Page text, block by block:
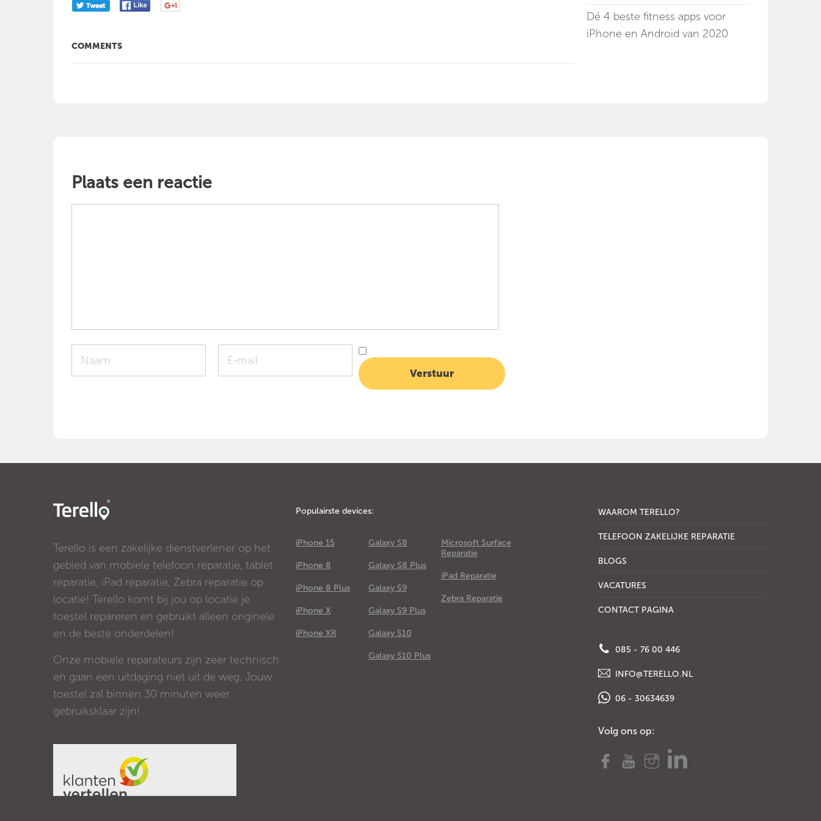
COMMENTS
Dé 4 beste fitness apps voor
iPhone en Android van 2020
Plaats een reactie
Terello is een zakelijke dienstverlener op het
gebied van mobiele telefoon reparatie, tablet
reparatie, iPad reparatie, Zebra reparatie op
locatie! Terello komt bij jou op locatie je
toestel repareren en gebruikt alleen originele
en de beste onderdelen!
Onze mobiele reparateurs zijn zeer technisch
en gaan een uitdaging niet uit de weg. Jouw
toestel zal binnen 30 minuten weer
gebruiksklaar zijn!
Populairste devices:
iPhone 15
iPhone 8
iPhone 8 Plus
iPhone X
iPhone XR
Galaxy S8
Galaxy S8 Plus
Galaxy S9
Galaxy S9 Plus
Galaxy S10
Galaxy S10 Plus
Microsoft Surface
Reparatie
iPad Reparatie
Zebra Reparatie
WAAROM TERELLO?
TELEFOON ZAKELIJKE REPARATIE
BLOGS
VACATURES
CONTACT PAGINA
085 - 76 00 446
INFO@TERELLO.NL
06 - 30634639
Volg ons op: